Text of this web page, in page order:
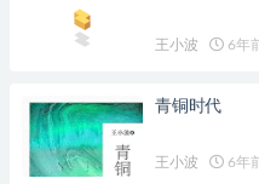
王小波 6年
青铜时代
王小波 6年